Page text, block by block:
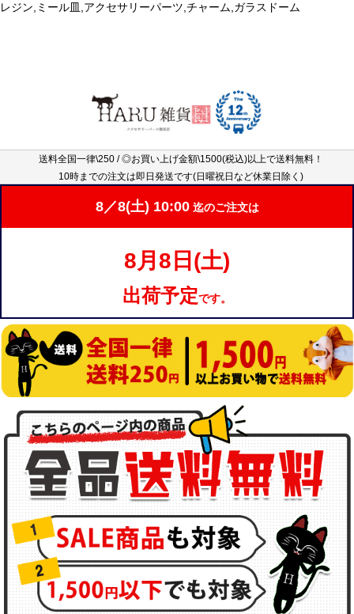
レジン,ミール皿,アクセサリーパーツ,チャーム,ガラスドーム
送料全国一律\250 / ◎お買い上げ金額\1500(税込)以上で送料無料！
10時までの注文は即日発送です(日曜祝日など休業日除く)